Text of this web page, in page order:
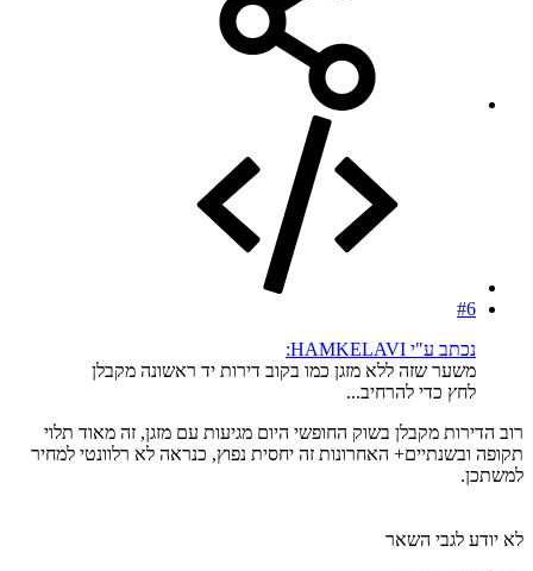
#6
נכתב ע"י HAMKELAVI:
משער שזה ללא מזגן כמו בקוב דירות יד ראשונה מקבלן
לחץ כדי להרחיב...
רוב הדירות מקבלן בשוק החופשי היום מגיעות עם מזגן, זה מאוד תלוי
תקופה ובשנתיים+ האחרונות זה יחסית נפוץ, כנראה לא רלוונטי למחיר
למשתכן.
לא יודע לגבי השאר